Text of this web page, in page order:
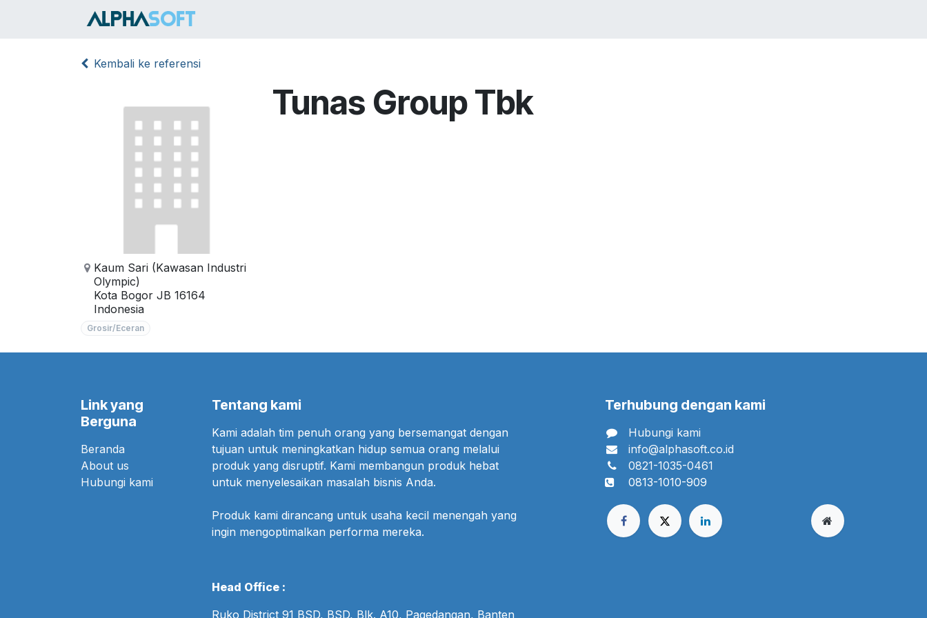
Kembali ke referensi
Kaum Sari (Kawasan Industri
Olympic)
Kota Bogor JB 16164
Indonesia
Grosir/Eceran
Tunas Group Tbk
Link yang
Berguna
Beranda
About us
Hubungi kami
Tentang kami
Kami adalah tim penuh orang yang bersemangat dengan
tujuan untuk meningkatkan hidup semua orang melalui
produk yang disruptif. Kami membangun produk hebat
untuk menyelesaikan masalah bisnis Anda.
Produk kami dirancang untuk usaha kecil menengah yang
ingin mengoptimalkan performa mereka.
Head Office :
Ruko District 91 BSD, BSD, Blk. A10, Pagedangan, Banten
Terhubung dengan kami
Hubungi kami
info@alphasoft.co.id
0821-1035-0461
0813-1010-909